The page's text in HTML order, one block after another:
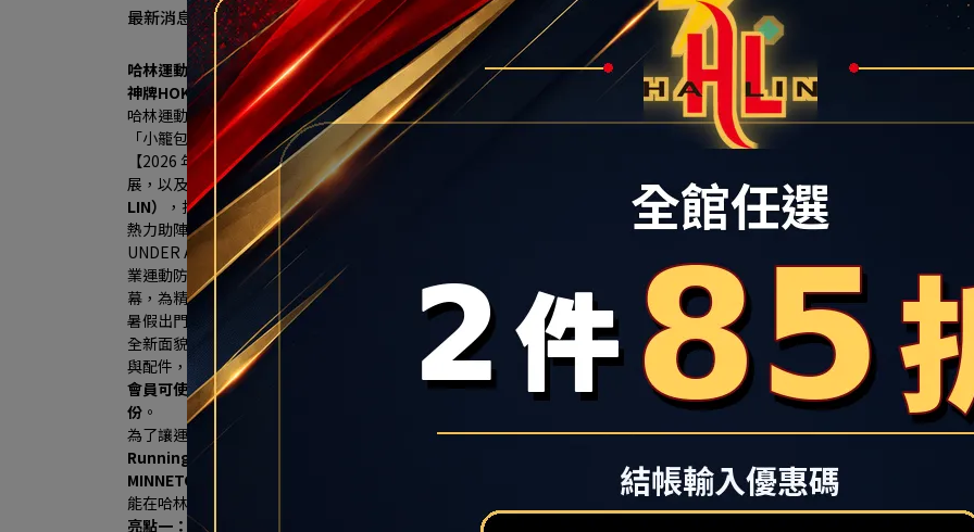
最新消息
哈林運動進駐秀泰生活樹林店 7/18盛大開幕 多重優惠現省上千元
神牌HOKA、UA、MIZUNO 首發登場
哈林運動獨家總代理傳奇潮鞋 MINNETONKA
「小籠包、珍珠奶茶」聯名神鞋限量開搶、再送限定配色鞋帶
【2026 年7月16日，台北訊】大台北南區的慢跑愛好者、運動穿搭客與家庭消費者注意！看好新北樹林生活圈持續發
展，以及居住人口穩定成長帶動的消費需求，秀泰生活樹林店攜手台灣運動用品零售通路領導品牌 「哈林運動」（HA
LIN）
，打造3F近300坪商場改裝櫃位7/18日華麗登場，並將於當日邀請「福爾摩沙夢想家啦啦隊 (Formosa Sexy)」
熱力助陣 ，哈林運動的全新雙店格概念旗艦店（HA LIN Running ＆ HA LIN Sports)同步亮相，主打運動鞋雙雄
UNDER ARMOUR、MIZUNO、慢跑神牌 HOKA首度進駐，並祭出HOKA限量商品開幕特別優惠，填補了大台北南區專
業運動防護的市場空白，並攜手Nike、New Balance、SKECHERS、PUMA、PALLADIUM等品牌推出多重優惠歡慶開
幕，為精打細算的消費者現省上千元，可望掀起大台北南區新一波的搶購熱潮。
暑假出門走走，從專業跑鞋、休閒鞋包到輕便穿搭，是不少人安排夏日行程前的採買重點。秀泰生活樹林店3樓亦將以
全新面貌亮相，並自7/2（四）至8/26（三）集結9大品牌推出「My Show Time運動風格提案」，精選各式鞋款、包款
與配件，於1樓規劃主打商品展示區，讓消費者從逛街動線中快速掌握夏季運動風格靈感。活動期間，
秀泰生活樹林店
會員可使用20點兌換200元3樓品牌購物金；於三樓品牌單筆累計消費滿3,800 元，即可獲得限量熊抱哥陶瓷吸水墊乙
份 。
為了讓運動迷們擁有前所未有的頂級購物體驗，健信集團旗下關係企業—哈林運動宣佈兩間大型門市「HA LIN
Running
MINNETONKA鞋款與亞洲慢跑工藝之王Asics
等多元運動品牌新款鞋品齊發，無論是搶進潮流前線或是拍照打卡，都
能在哈林運動獲得滿足感，以下分享門市三大亮點，一起來搶先看!
亮點一：HA LIN Running集結機能三巨頭 HOKA限量夢幻折扣 跑步機「先跑再買」體驗